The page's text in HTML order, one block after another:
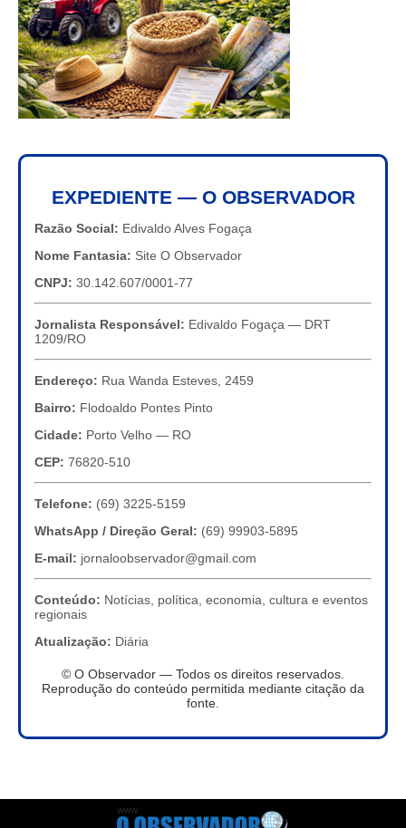
EXPEDIENTE — O OBSERVADOR
Razão Social: Edivaldo Alves Fogaça
Nome Fantasia: Site O Observador
CNPJ: 30.142.607/0001-77
Jornalista Responsável: Edivaldo Fogaça — DRT
1209/RO
Endereço: Rua Wanda Esteves, 2459
Bairro: Flodoaldo Pontes Pinto
Cidade: Porto Velho — RO
CEP: 76820-510
Telefone: (69) 3225-5159
WhatsApp / Direção Geral: (69) 99903-5895
E-mail: jornaloobservador@gmail.com
Conteúdo: Notícias, política, economia, cultura e eventos
regionais
Atualização: Diária
© O Observador — Todos os direitos reservados.
Reprodução do conteúdo permitida mediante citação da
fonte.